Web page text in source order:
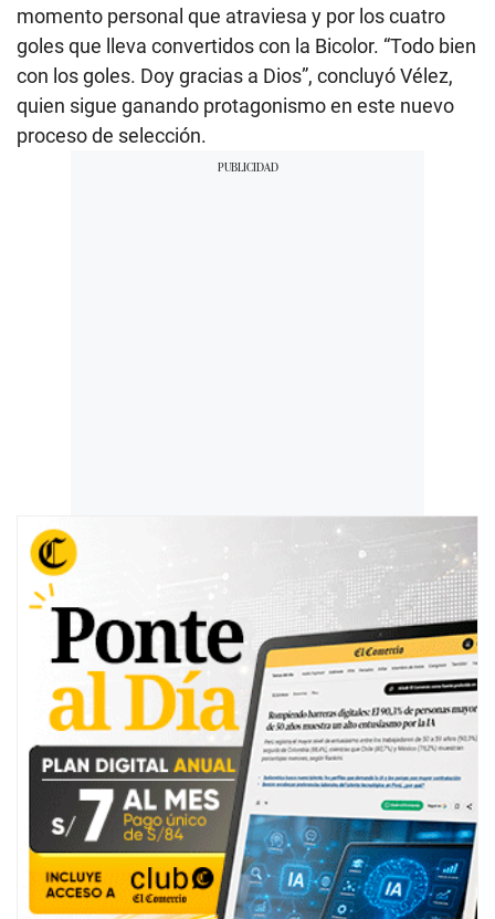
momento personal que atraviesa y por los cuatro
goles que lleva convertidos con la Bicolor. “Todo bien
con los goles. Doy gracias a Dios”, concluyó Vélez,
quien sigue ganando protagonismo en este nuevo
proceso de selección.